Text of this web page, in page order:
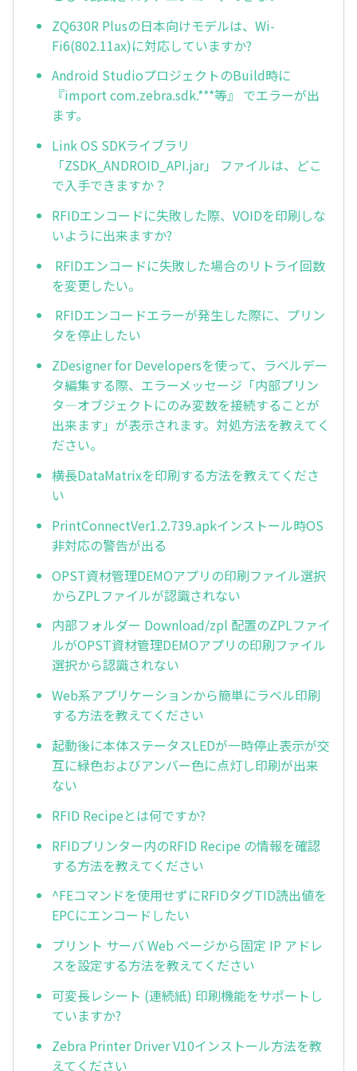
ZQ630R Plusの日本向けモデルは、Wi-
Fi6(802.11ax)に対応していますか?
Android StudioプロジェクトのBuild時に
『import com.zebra.sdk.***等』 でエラーが出
ます。
Link OS SDKライブラリ
「ZSDK_ANDROID_API.jar」 ファイルは、どこ
で入手できますか？
RFIDエンコードに失敗した際、VOIDを印刷しな
いように出来ますか?
RFIDエンコードに失敗した場合のリトライ回数
を変更したい。
RFIDエンコードエラーが発生した際に、プリン
タを停止したい
ZDesigner for Developersを使って、ラベルデー
タ編集する際、エラーメッセージ「内部プリン
タ―オブジェクトにのみ変数を接続することが
出来ます」が表示されます。対処方法を教えてく
ださい。
横長DataMatrixを印刷する方法を教えてくださ
い
PrintConnectVer1.2.739.apkインストール時OS
非対応の警告が出る
OPST資材管理DEMOアプリの印刷ファイル選択
からZPLファイルが認識されない
内部フォルダー Download/zpl 配置のZPLファイ
ルがOPST資材管理DEMOアプリの印刷ファイル
選択から認識されない
Web系アプリケーションから簡単にラベル印刷
する方法を教えてください
起動後に本体ステータスLEDが一時停止表示が交
互に緑色およびアンバー色に点灯し印刷が出来
ない
RFID Recipeとは何ですか?
RFIDプリンター内のRFID Recipe の情報を確認
する方法を教えてください
^FEコマンドを使用せずにRFIDタグTID読出値を
EPCにエンコードしたい
プリント サーバ Web ページから固定 IP アドレ
スを設定する方法を教えてください
可変長レシート (連続紙) 印刷機能をサポートし
ていますか?
Zebra Printer Driver V10インストール方法を教
えてください